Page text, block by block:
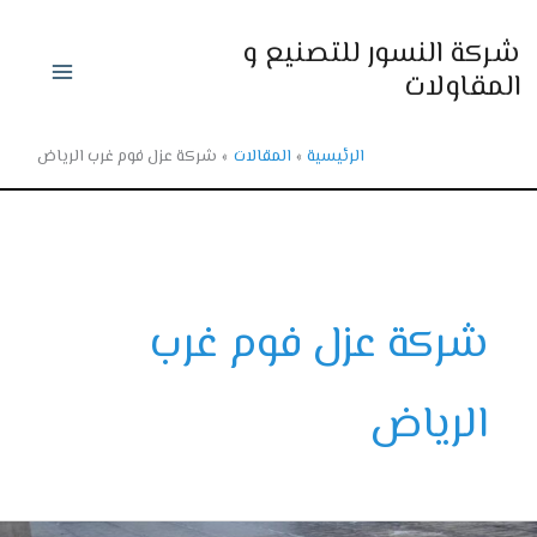
النسور للتصنيع و
الرئيسية المقالات شركة عزل فوم غرب الرياض
شركة عزل فوم غرب
الرياض